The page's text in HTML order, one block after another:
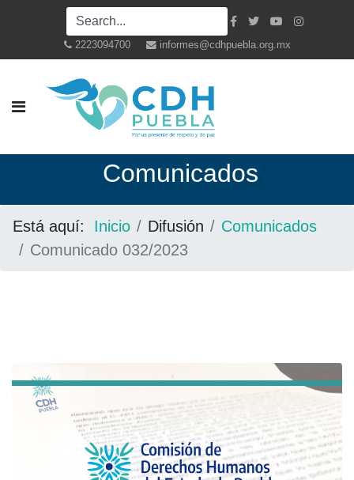
2223094700 informes@cdhpuebla.org.mx
Comunicados
Está aquí: Inicio Difusión
Comunicados
Comunicado 032/2023